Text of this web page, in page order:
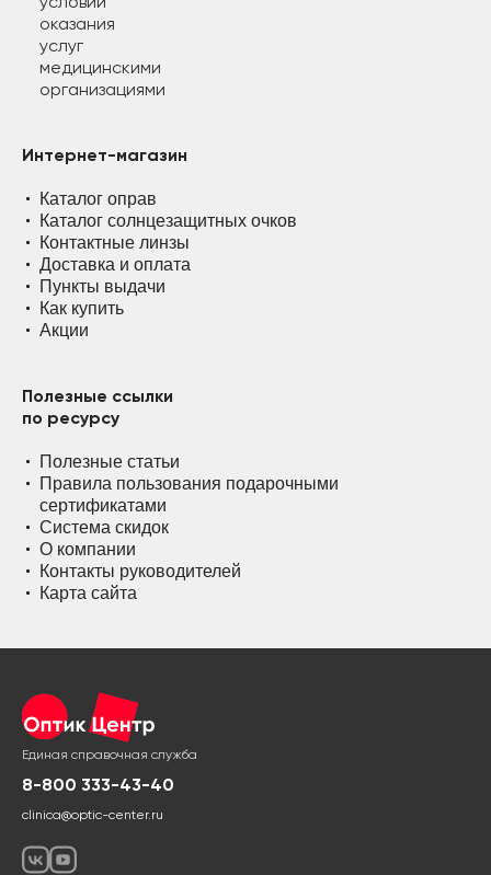
Интернет-магазин
Каталог оправ
Каталог солнцезащитных очков
Контактные линзы
Доставка и оплата
Пункты выдачи
Как купить
Акции
Полезные ссылки
по ресурсу
Полезные статьи
Правила пользования подарочными
сертификатами
Система скидок
О компании
Контакты руководителей
Карта сайта
Единая справочная служба
8-800 333-43-40
clinica@optic-center.ru